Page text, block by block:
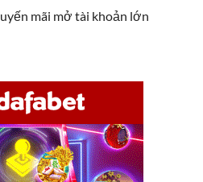
mãi mở tài khoản lớn